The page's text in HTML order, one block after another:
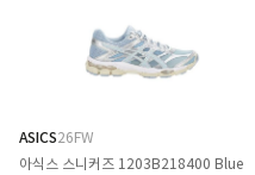
ASICS26FW
아식스 스니커즈 1203B218400 Blue